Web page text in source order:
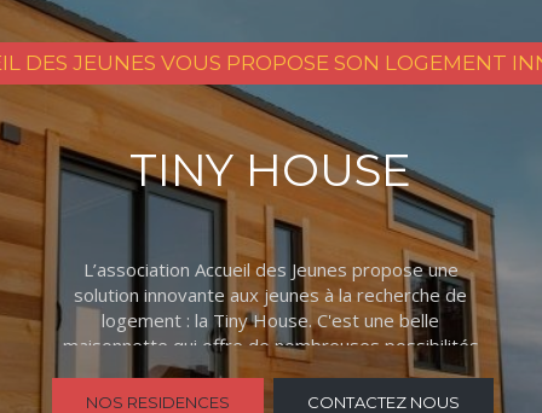
DES JEUNES VOUS PROPOSE SON LOGEMENT
TINY HOUSE
L’association Accueil des Jeunes propose une
solution innovante aux jeunes à la recherche de
logement : la Tiny House. C'est une belle
maisonnette qui offre de nombreuses possibilités
d’aménagement. L’espace y est optimisé pour
offrir, un appartement confortable avec tous les
NOS RESIDENCES CONTACTEZ NOUS